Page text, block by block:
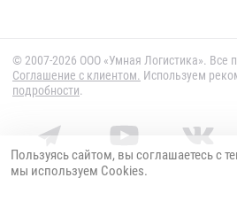
Пользуясь сайтом, вы соглашаетесь с
мы используем Cookies.
© 2007-2026 ООО «Умная Логистика». Все
Cоглашение с клиентом. Используем
подробности.